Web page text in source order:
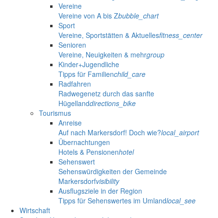
Vereine
Vereine von A bis Zbubble_chart
Sport
Vereine, Sportstätten & Aktuellesfitness_center
Senioren
Vereine, Neuigkeiten & mehrgroup
Kinder+Jugendliche
Tipps für Familienchild_care
Radfahren
Radwegenetz durch das sanfte
Hügellanddirections_bike
Tourismus
Anreise
Auf nach Markersdorf! Doch wie?local_airport
Übernachtungen
Hotels & Pensionenhotel
Sehenswert
Sehenswürdigkeiten der Gemeinde
Markersdorfvisibility
Ausflugsziele in der Region
Tipps für Sehenswertes im Umlandlocal_see
Wirtschaft